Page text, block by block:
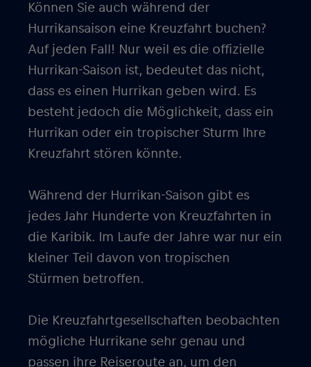
Können Sie auch während der
Hurrikansaison eine Kreuzfahrt buchen?
Auf jeden Fall! Nur weil es die offizielle
Hurrikan-Saison ist, bedeutet das nicht,
dass es einen Hurrikan geben wird. Es
besteht jedoch die Möglichkeit, dass ein
Hurrikan oder ein tropischer Sturm Ihre
Kreuzfahrt stören könnte.
Während der Hurrikan-Saison gibt es
jedes Jahr Hunderte von Kreuzfahrten in
die Karibik. Im Laufe der Jahre war nur ein
kleiner Teil davon von tropischen
Stürmen betroffen.
Die Kreuzfahrtgesellschaften beobachten
mögliche Hurrikane sehr genau und
passen ihre Reiseroute an, um den